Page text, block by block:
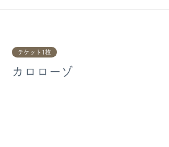
チケット1枚
カロローゾ